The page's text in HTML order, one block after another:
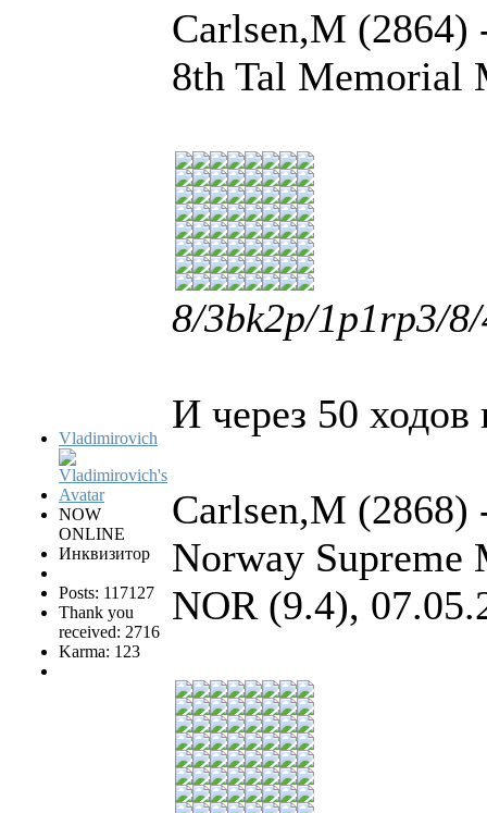
Vladimirovich
NOW
ONLINE
Инквизитор
Posts: 117127
Thank you
received: 2716
Karma: 123
Carlsen,M
8th Tal Memorial
8/3bk2p/1p1rp3/
И через 50
Carlsen,M
Norway Supreme
NOR (9.4),